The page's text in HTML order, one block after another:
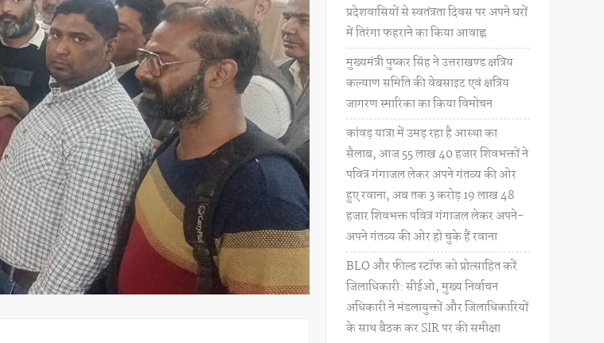
प्रदेशवासियों से स्वतंत्रता दिवस पर अपने घरों
में तिरंगा फहराने का किया आवाह्न
मुख्यमंत्री पुष्कर सिंह ने उत्तराखण्ड क्षत्रिय
कल्याण समिति की वेबसाइट एवं क्षत्रिय
जागरण स्मारिका का किया विमोचन
कांवड़ यात्रा में उमड़ रहा है आस्था का
सैलाब, आज 55 लाख 40 हजार शिवभक्तों ने
पवित्र गंगाजल लेकर अपने गंतव्य की ओर
हुए रवाना, अब तक 3 करोड़ 19 लाख 48
हजार शिवभक्त पवित्र गंगाजल लेकर अपने-
अपने गंतव्य की ओर हो चुके हैं रवाना
BLO और फील्ड स्टॉफ को प्रोत्साहित करें
जिलाधिकारी: सीईओ, मुख्य निर्वाचन
अधिकारी ने मंडलायुक्तों और जिलाधिकारियों
के साथ बैठक कर SIR पर की समीक्षा